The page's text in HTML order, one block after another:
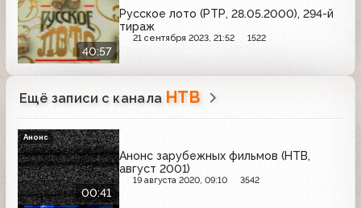
40:57
Русское лото (РТР, 28.05.2000), 294-й
тираж
21 сентября 2023, 21:52 1522
Ещё записи с канала НТВ
00:41
Анонс зарубежных фильмов (НТВ,
август 2001)
19 августа 2020, 09:10 3542
Анонс